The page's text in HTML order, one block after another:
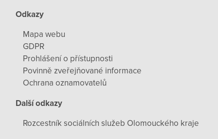
Odkazy
Mapa webu
GDPR
Prohlášení o přístupnosti
Povinně zveřejňované informace
Ochrana oznamovatelů
Další odkazy
Rozcestník sociálních služeb Olomouckého kraje